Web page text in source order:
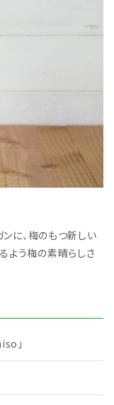
ンに、梅のもつ新しい
よう梅の素晴らしさ
」